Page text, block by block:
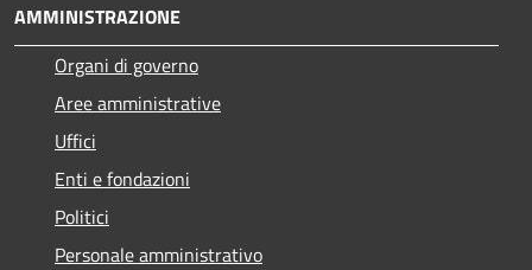
AMMINISTRAZIONE
Organi di governo
Aree amministrative
Uffici
Enti e fondazioni
Politici
Personale amministrativo